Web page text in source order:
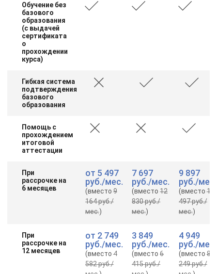
Обучение без
базового
образования
(с выдачей
сертификата
о
прохождении
курса)
Гибкая система
подтверждения
базового
образования
Помощь с
прохождением
итоговой
аттестации
При
рассрочке на
6 месяцев
от 5 497
руб./мес.
(вместо9
164 руб./
мес.)
7 697
руб./мес.
(вместо12
830 руб./
мес.)
9 897
руб./мес.
(вместо16
497 руб./
мес.)
При
рассрочке на
12 месяцев
от 2 749
руб./мес.
(вместо4
582 руб./
3 849
руб./мес.
(вместо6
415 руб./
4 949
руб./мес.
(вместо8
249 руб./